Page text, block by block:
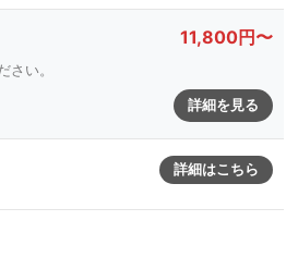
11,800円〜
さい。
詳細を見る
詳細はこちら